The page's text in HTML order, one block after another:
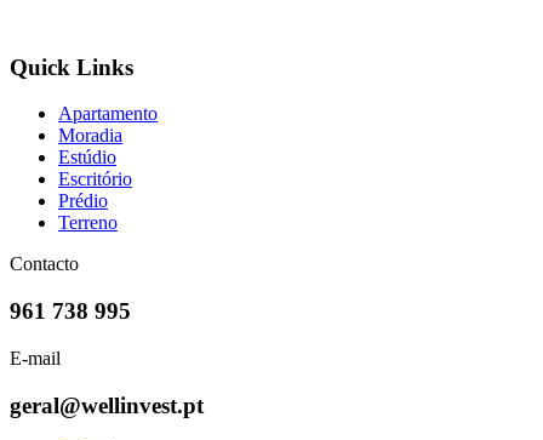
Quick Links
Apartamento
Moradia
Estúdio
Escritório
Prédio
Terreno
Contacto
961 738 995
E-mail
geral@wellinvest.pt